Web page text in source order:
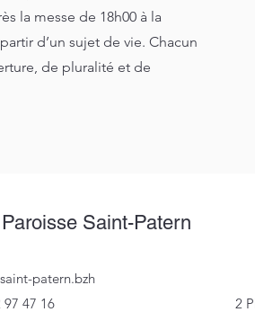
la messe de 18h00 à la
d’un sujet de vie. Chacun
de pluralité et de
Paroisse Saint-Patern
patern.bzh
47 16
2